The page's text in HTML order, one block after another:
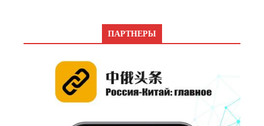
ПАРТНЕРЫ